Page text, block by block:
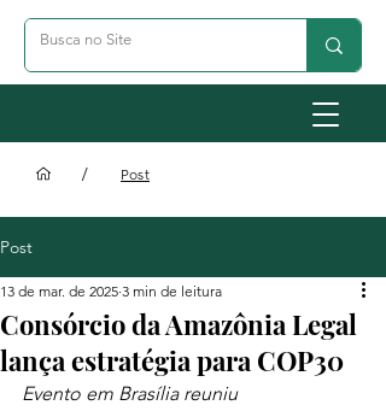
/ Post
Post
Consórcio da Amazônia Legal
lança estratégia para COP30
13 de mar. de 2025 3 min de leitura
Evento em Brasília reuniu